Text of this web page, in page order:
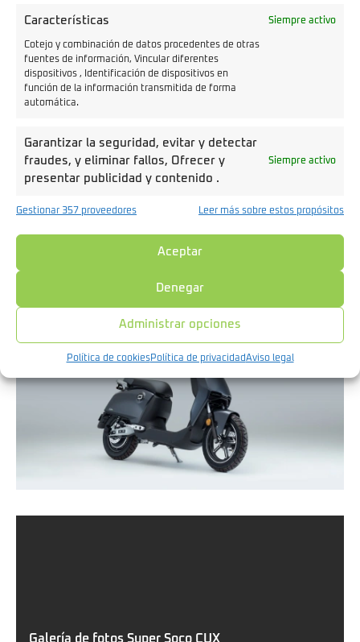
Características Siempre activo
Cotejo y combinación de datos procedentes de otras
fuentes de información, Vincular diferentes
dispositivos , Identificación de dispositivos en
función de la información transmitida de forma
automática.
Garantizar la seguridad, evitar y detectar
fraudes, y eliminar fallos, Ofrecer y
presentar publicidad y contenido .
Siempre activo
Gestionar 357 proveedores Leer más sobre estos propósitos
Aceptar
Denegar
Administrar opciones
Política de cookiesPolítica de privacidadAviso legal
pantalla monocromo de gran tamaño. Además,
cuenta con una toma USB, llave electrónica con
sistema antirrobo con alarma y bloqueo de rueda
acabados, uno en color negro mate y otro en azul
Además, la compañía suele tener activa una promoción
de seguro gratuito para los modelos de nueva
matriculación adquiridos en su red de concesionarios
oficiales para conductores mayores de 21 años.
Galería de fotos Super Soco CUX